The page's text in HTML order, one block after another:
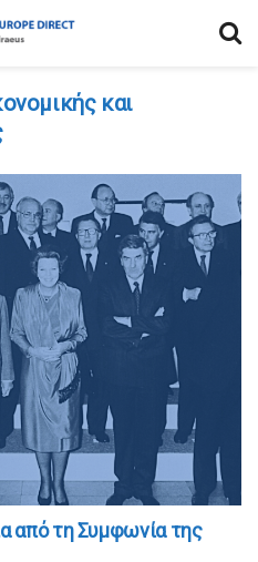
και
από τη Συμφωνία της